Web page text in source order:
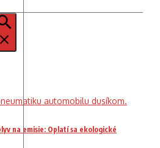
na emisie: Oplatí sa ekologické